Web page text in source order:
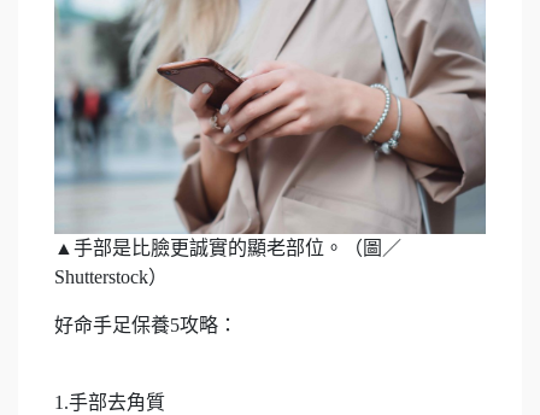
▲手部是比臉更誠實的顯老部位。（圖／
Shutterstock）
好命手足保養5攻略：
1.手部去角質